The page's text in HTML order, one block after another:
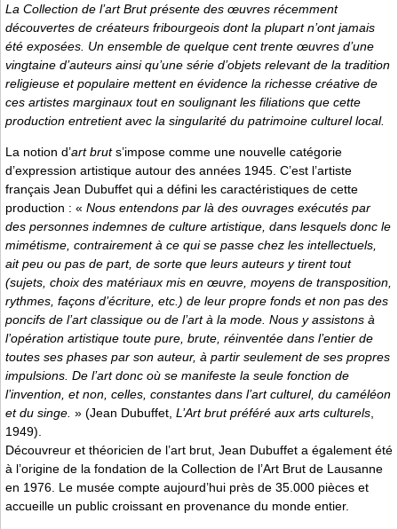
La Collection de l’art Brut présente des œuvres récemment
découvertes de créateurs fribourgeois dont la plupart n’ont jamais
été exposées. Un ensemble de quelque cent trente œuvres d’une
vingtaine d’auteurs ainsi qu’une série d’objets relevant de la tradition
religieuse et populaire mettent en évidence la richesse créative de
ces artistes marginaux tout en soulignant les filiations que cette
production entretient avec la singularité du patrimoine culturel local.
La notion d’art bruts’impose comme une nouvelle catégorie
d’expression artistique autour des années 1945. C’est l’artiste
français Jean Dubuffet qui a défini les caractéristiques de cette
production : « Nous entendons par là des ouvrages exécutés par
des personnes indemnes de culture artistique, dans lesquels donc le
mimétisme, contrairement à ce qui se passe chez les intellectuels,
ait peu ou pas de part, de sorte que leurs auteurs y tirent tout
(sujets, choix des matériaux mis en œuvre, moyens de transposition,
rythmes, façons d’écriture, etc.) de leur propre fonds et non pas des
poncifs de l’art classique ou de l’art à la mode. Nous y assistons à
l’opération artistique toute pure, brute, réinventée dans l’entier de
toutes ses phases par son auteur, à partir seulement de ses propres
impulsions. De l’art donc où se manifeste la seule fonction de
l’invention, et non, celles, constantes dans l’art culturel, du caméléon
et du singe. » (Jean Dubuffet, L’Art brut préféré aux arts culturels,
1949).
Découvreur et théoricien de l’art brut, Jean Dubuffet a également été
à l’origine de la fondation de la Collection de l’Art Brut de Lausanne
en 1976. Le musée compte aujourd’hui près de 35.000 pièces et
accueille un public croissant en provenance du monde entier.